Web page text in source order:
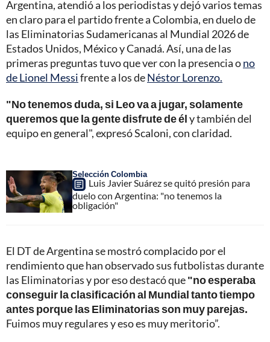
Argentina, atendió a los periodistas y dejó varios temas
en claro para el partido frente a Colombia, en duelo de
las Eliminatorias Sudamericanas al Mundial 2026 de
Estados Unidos, México y Canadá. Así, una de las
primeras preguntas tuvo que ver con la presencia ono
de Lionel Messifrente a los deNéstor Lorenzo.
"No tenemos duda, si Leo va a jugar, solamente
queremos que la gente disfrute de ély también del
equipo en general", expresó Scaloni, con claridad.
Selección Colombia
Luis Javier Suárez se quitó presión para
duelo con Argentina: "no tenemos la
obligación"
El DT de Argentina se mostró complacido por el
rendimiento que han observado sus futbolistas durante
las Eliminatorias y por eso destacó que"no esperaba
conseguir la clasificación al Mundial tanto tiempo
antes porque las Eliminatorias son muy parejas.
Fuimos muy regulares y eso es muy meritorio”.